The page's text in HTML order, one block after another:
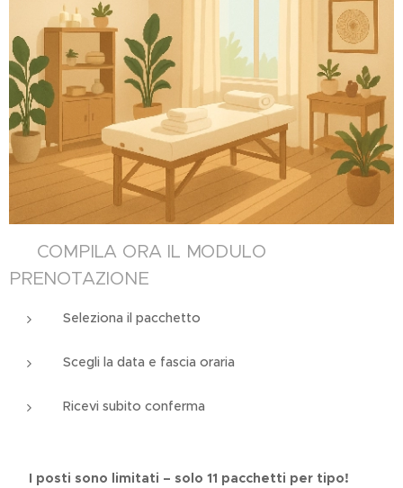
📲 COMPILA ORA IL MODULO
PRENOTAZIONE
Seleziona il pacchetto
Scegli la data e fascia oraria
Ricevi subito conferma
I posti sono limitati – solo 11 pacchetti per tipo!